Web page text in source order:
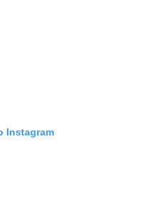
Instagram